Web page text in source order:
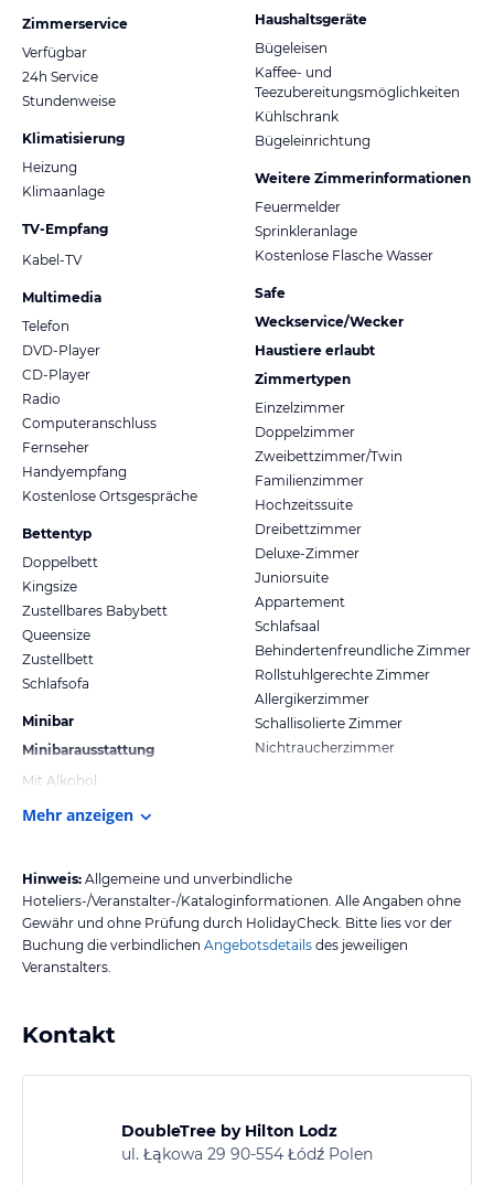
Zimmerservice
Verfügbar
24h Service
Stundenweise
Klimatisierung
Heizung
Klimaanlage
TV-Empfang
Kabel-TV
Multimedia
Telefon
DVD-Player
CD-Player
Radio
Computeranschluss
Fernseher
Handyempfang
Kostenlose Ortsgespräche
Bettentyp
Doppelbett
Kingsize
Zustellbares Babybett
Queensize
Zustellbett
Schlafsofa
Minibar
Minibarausstattung
Mit Alkohol
Haushaltsgeräte
Bügeleisen
Kaffee- und
Teezubereitungsmöglichkeiten
Kühlschrank
Bügeleinrichtung
Weitere Zimmerinformationen
Feuermelder
Sprinkleranlage
Kostenlose Flasche Wasser
Safe
Weckservice/Wecker
Haustiere erlaubt
Zimmertypen
Einzelzimmer
Doppelzimmer
Zweibettzimmer/Twin
Familienzimmer
Hochzeitssuite
Dreibettzimmer
Deluxe-Zimmer
Juniorsuite
Appartement
Schlafsaal
Behindertenfreundliche Zimmer
Rollstuhlgerechte Zimmer
Allergikerzimmer
Schallisolierte Zimmer
Nichtraucherzimmer
Mehr anzeigen
Hinweis: Allgemeine und unverbindliche
Hoteliers-/Veranstalter-/Kataloginformationen. Alle Angaben ohne
Gewähr und ohne Prüfung durch HolidayCheck. Bitte lies vor der
Buchung die verbindlichen Angebotsdetails des jeweiligen
Veranstalters.
Kontakt
DoubleTree by Hilton Lodz
ul. Łąkowa 29 90-554 Łódź Polen